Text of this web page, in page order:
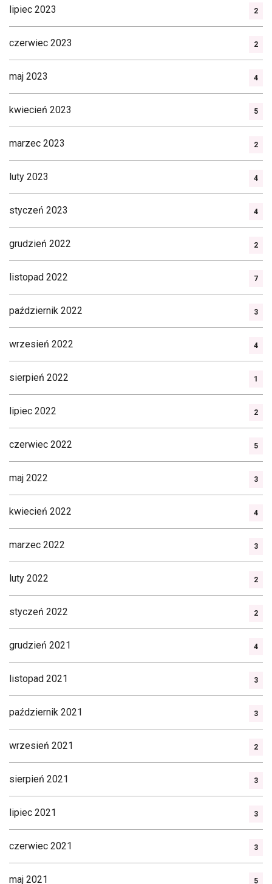
lipiec 2023 2
czerwiec 2023 2
maj 2023 4
kwiecień 2023 5
marzec 2023 2
luty 2023 4
styczeń 2023 4
grudzień 2022 2
listopad 2022 7
październik 2022 3
wrzesień 2022 4
sierpień 2022 1
lipiec 2022 2
czerwiec 2022 5
maj 2022 3
kwiecień 2022 4
marzec 2022 3
luty 2022 2
styczeń 2022 2
grudzień 2021 4
listopad 2021 3
październik 2021 3
wrzesień 2021 2
sierpień 2021 3
lipiec 2021 3
czerwiec 2021 3
maj 2021 5